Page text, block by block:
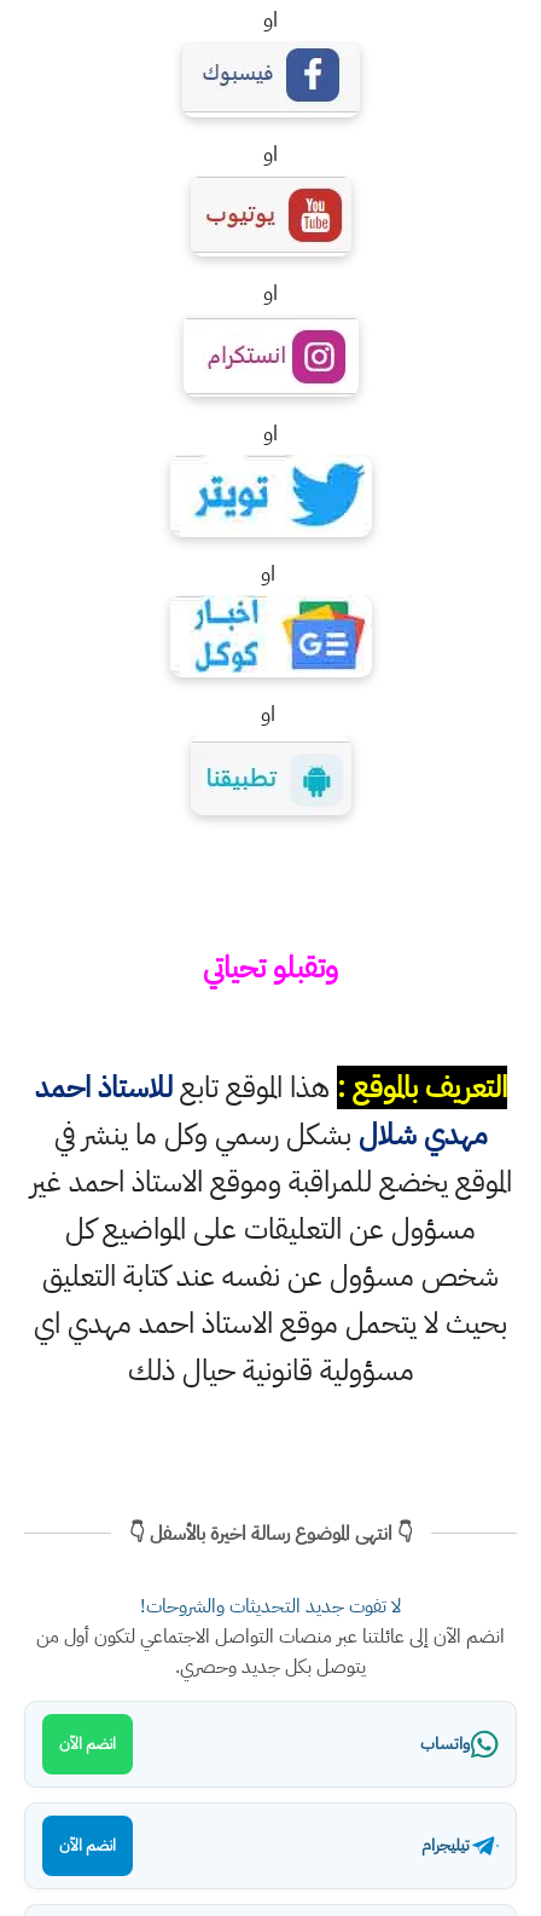
او
او
او
او
او
او
وتقبلو تحياتي
التعريف بالموقع : هذا الموقع تابعللاستاذ احمد
مهدي شلال بشكل رسمي وكل ما ينشر في
الموقع يخضع للمراقبة وموقع الاستاذ احمد غير
مسؤول عن التعليقات على المواضيع كل
شخص مسؤول عن نفسه عند كتابة التعليق
بحيث لا يتحمل موقع الاستاذ احمد مهدي اي
مسؤولية قانونية حيال ذلك
👇 انتهى الموضوع رسالة اخيرة بالأسفل 👇
لا تفوت جديد التحديثات والشروحات!
انضم الآن إلى عائلتنا عبر منصات التواصل الاجتماعي لتكون أول من
يتوصل بكل جديد وحصري.
واتساب انضم الآن
تيليجرام انضم الآن